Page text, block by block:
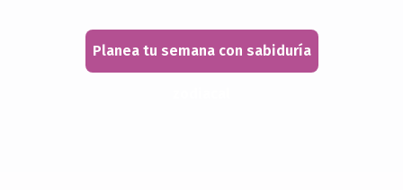
Planea tu semana con sabiduría